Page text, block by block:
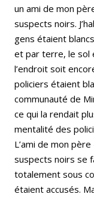
un ami de mon
suspects noirs.
gens étaient
et par terre, le sol
l’endroit soit
policiers étaient
communauté de
ce qui la rendait
mentalité des
L’ami de mon
suspects noirs se
totalement sous
étaient accusés.